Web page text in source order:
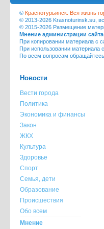
© Краснотурьинск. Вся жизнь
© 2013-2026 Krasnoturinsk.su,
© 2015-2026 Размещение
Мнение администрации
При копировании материала с
При использовании материала
По всем вопросам
Новости
Вести города
Политика
Экономика и финансы
Закон
ЖКХ
Культура
Здоровье
Спорт
Семья, дети
Образование
Происшествия
Обо всем
Мнение